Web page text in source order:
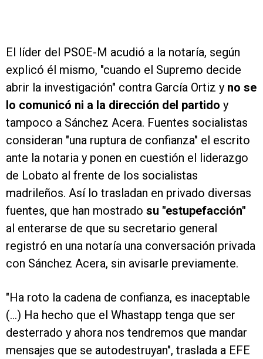
El líder del PSOE-M acudió a la notaría, según
explicó él mismo, "cuando el Supremo decide
abrir la investigación" contra García Ortiz y no se
lo comunicó ni a la dirección del partido y
tampoco a Sánchez Acera. Fuentes socialistas
consideran "una ruptura de confianza" el escrito
ante la notaria y ponen en cuestión el liderazgo
de Lobato al frente de los socialistas
madrileños. Así lo trasladan en privado diversas
fuentes, que han mostrado su "estupefacción"
al enterarse de que su secretario general
registró en una notaría una conversación privada
con Sánchez Acera, sin avisarle previamente.
"Ha roto la cadena de confianza, es inaceptable
(...) Ha hecho que el Whastapp tenga que ser
desterrado y ahora nos tendremos que mandar
mensajes que se autodestruyan", traslada a EFE